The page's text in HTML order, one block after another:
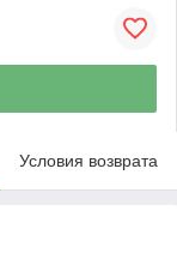
Условия возврата